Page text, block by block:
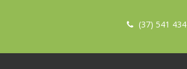
(37) 541 434